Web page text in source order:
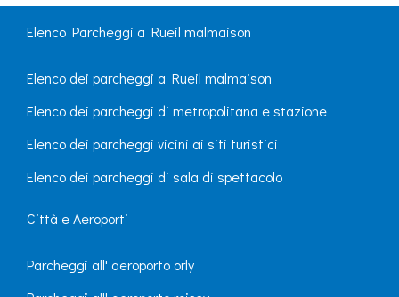
Elenco Parcheggi a Rueil malmaison
Elenco dei parcheggi a Rueil malmaison
Elenco dei parcheggi di metropolitana e stazione
Elenco dei parcheggi vicini ai siti turistici
Elenco dei parcheggi di sala di spettacolo
Città e Aeroporti
Parcheggi all' aeroporto orly